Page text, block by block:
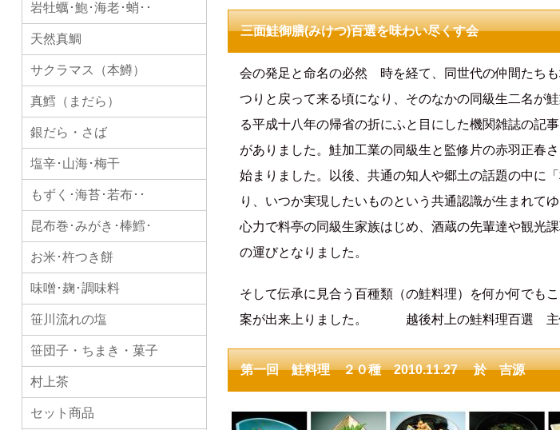
三面鮭御膳(みけつ)百選を味わい尽くす会
会の発足と命名の必然 時を経て、同世代の仲間たち
つりと戻って来る頃になり、そのなかの同級生二名が
る平成十八年の帰省の折にふと目にした機関雑誌の記
がありました。鮭加工業の同級生と監修片の赤羽正春
始まりました。以後、共通の知人や郷土の話題の中に
り、いつか実現したいものという共通認識が生まれて
心力で料亭の同級生家族はじめ、酒蔵の先輩達や観光
の運びとなりました。
そして伝承に見合う百種類（の鮭料理）を何か何でも
案が出来上りました。 越後村上の鮭料理百選
第一回 鮭料理 ２０種 2010.11.27 於 吉源
岩牡蠣･鮑･海老･蛸･･
天然真鯛
サクラマス（本鱒）
真鱈（まだら）
銀だら・さば
塩辛･山海･梅干
もずく･海苔･若布･･
昆布巻･みがき･棒鱈･
お米･杵つき餅
味噌･麹･調味料
笹川流れの塩
笹団子・ちまき・菓子
村上茶
セット商品